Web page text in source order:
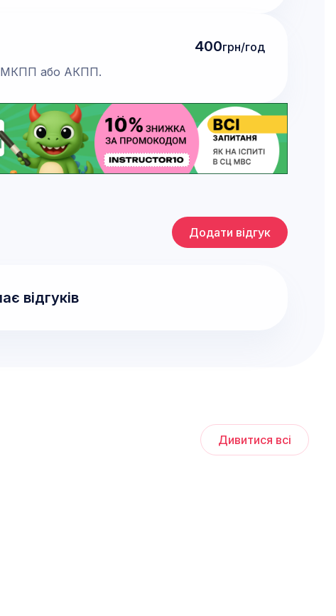
з МКПП або АКПП.
400грн/год
Додати відгук
відгуків
Дивитися всі